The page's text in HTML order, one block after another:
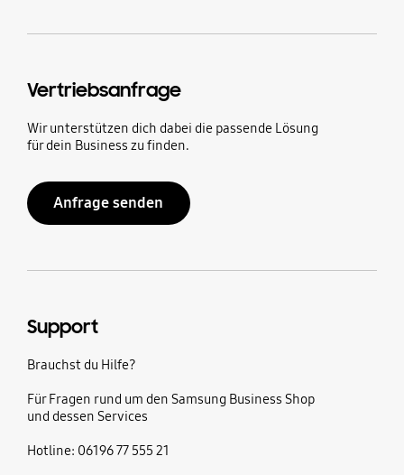
Vertriebsanfrage
Wir unterstützen dich dabei die passende Lösung
für dein Business zu finden.
Anfrage senden
Support
Brauchst du Hilfe?
Für Fragen rund um den Samsung Business Shop
und dessen Services
Hotline: 06196 77 555 21